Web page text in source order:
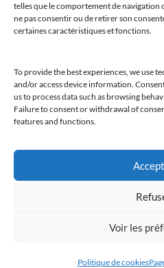
telles que le comportement de navigation
ne pas consentir ou de retirer son
certaines caractéristiques et fonctions.
To provide the best experiences, we use
and/or access device information.
us to process data such as browsing
Failure to consent or withdrawal of
features and functions.
Voir les
Politique de cookies